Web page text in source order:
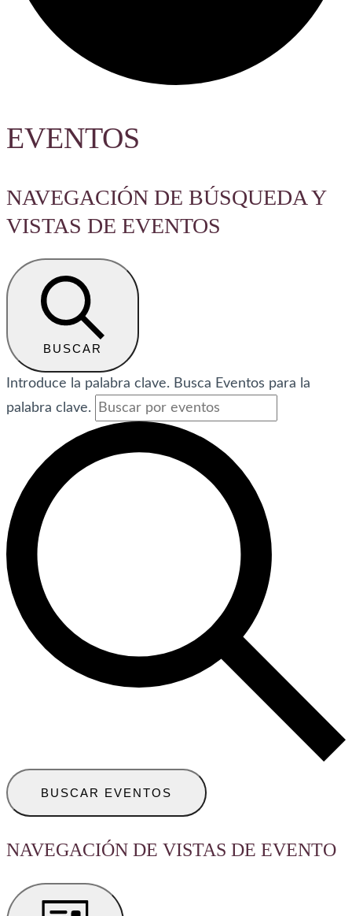
EVENTOS
NAVEGACIÓN DE BÚSQUEDA Y
VISTAS DE EVENTOS
BUSCAR
Introduce la palabra clave. Busca Eventos para la
palabra clave.
BUSCAR EVENTOS
NAVEGACIÓN DE VISTAS DE EVENTO